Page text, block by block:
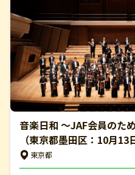
音楽日和 ～JAF会員のた
（東京都墨田区：10月13
東京都